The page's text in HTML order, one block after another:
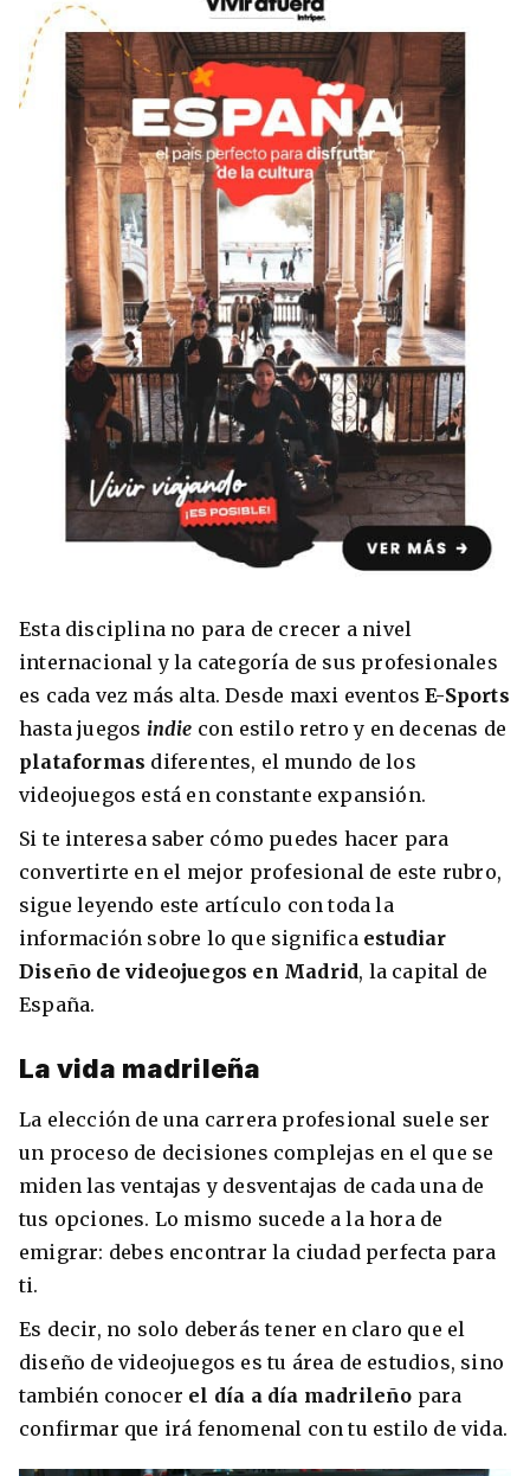
Australia permitirá la entrada de
estudiantes y trabajadores cualificados
vacunados contra el Covid-19
Agustina Fontirroig 23/11/2021
8 ciudades para tomar cursos de inglés
intensivo
Barbie Castoldi 09/11/2021
América
Brasil
Canadá
Estados Unidos
Ecuador
México
VER TODOS LOS PAÍSES
Estudia Inglés frente al Mediterráneo
Estudia un Bachelor de IT en Cork
Estudia Business en Auckland
Estudia Desarrollo Web en Toronto
+30 Summer English for Professionals en
Melbourne
Condiciones
ENVIAR
Esta disciplina no para de crecer a nivel
internacional y la categoría de sus profesionales
es cada vez más alta. Desde maxi eventosE-Sports
hasta juegos indie con estilo retro y en decenas de
plataformas diferentes, el mundo de los
videojuegos está en constante expansión.
Si te interesa saber cómo puedes hacer para
convertirte en el mejor profesional de este rubro,
sigue leyendo este artículo con toda la
información sobre lo que significa estudiar
Diseño de videojuegos en Madrid, la capital de
España.
La vida madrileña
La elección de una carrera profesional suele ser
un proceso de decisiones complejas en el que se
miden las ventajas y desventajas de cada una de
tus opciones. Lo mismo sucede a la hora de
emigrar: debes encontrar la ciudad perfecta para
ti.
Es decir, no solo deberás tener en claro que el
diseño de videojuegos es tu área de estudios, sino
también conocer el día a día madrileño para
confirmar que irá fenomenal con tu estilo de vida.